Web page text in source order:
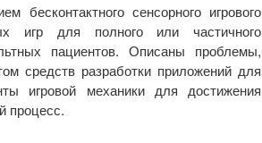
бесконтактного сенсорного игрового
игр для полного или частичного
пациентов. Описаны проблемы,
средств разработки приложений для
игровой механики для достижения
процесс.